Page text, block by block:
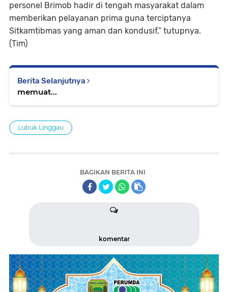
personel Brimob hadir di tengah masyarakat dalam
memberikan pelayanan prima guna terciptanya
Sitkamtibmas yang aman dan kondusif,” tutupnya.
(Tim)
Berita Selanjutnya
memuat...
Lubuk Linggau
BAGIKAN BERITA INI
komentar